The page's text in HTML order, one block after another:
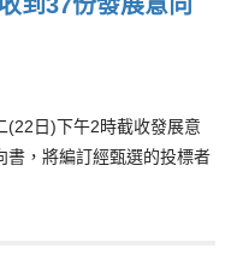
(22日)下午2時截收發展意
書，將編訂經甄選的投標者